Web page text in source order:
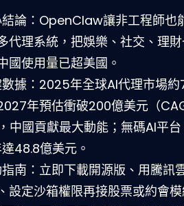
論：OpenClaw讓非工程師也
代理系統，把娛樂、社交、理
國使用量已超美國。
據：2025年全球AI代理市場約
年預估衝破200億美元（
中國貢獻最大動能；無碼AI平台
48.8億美元。
南：立即下載開源版、用騰訊
設定沙箱權限再接股票或約會